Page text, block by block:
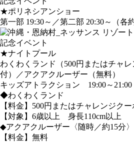
★ポリネシアンショー
第一部 19:30～／第二部 20:30～（各
★ナイトプール
わくわくランド（500円またはチャ
付）／アクアクルーザー（無料）
キッズアトラクション 19:00～21:00
◆わくわくランド
【料金】500円またはチャレンジク
【対象】6歳以上 身長110cm以上
◆アクアクルーザー〈随時／約15分〉
【料金】無料